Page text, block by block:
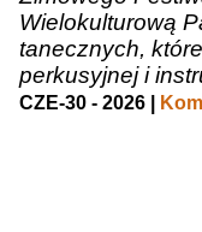
Wielokulturową
tanecznych,
perkusyjnej i
CZE-30 - 2026 |